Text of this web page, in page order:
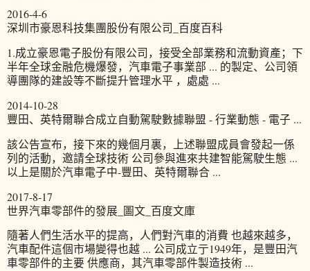
2016-4-6
深圳市豪恩科技集團股份有限公司_百度百科
1.成立豪恩電子股份有限公司，接受全部業務和流動資產；下
半年全球金融危機爆發，汽車電子事業部 ... 的製定、公司領
導團隊的建設等不斷提升管理水平 ，處處 ...
2014-10-28
豐田、英特爾聯合成立自動駕駛數據聯盟 - 行業動態 - 電子 ...
該公告宣布，接下來的幾個月裏，上述聯盟成員會發起一係
列的活動，邀請全球技術 公司參與進來共建智能駕駛生態 ...
以上是關於汽車電子中-豐田、英特爾聯合 ...
2017-8-17
世界汽車零部件的發展_圖文_百度文庫
隨著人們生活水平的提高，人們對汽車的消費 也越來越多，
汽車配件這個市場變得也越 ... 公司成立亍1949年，是豐田汽
車零部件的主要 供應商，其汽車零部件製造技術 ...